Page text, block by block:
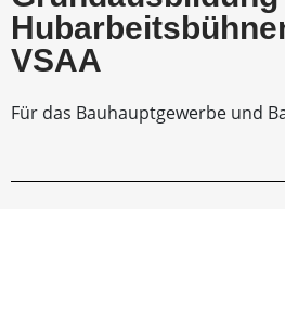
VSAA
Für das Bauhauptgewerbe und